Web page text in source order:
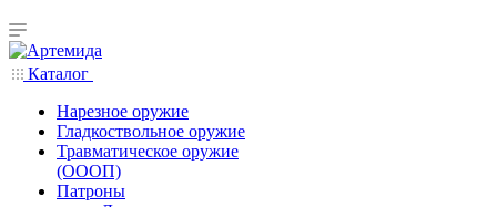
Каталог
Нарезное оружие
Гладкоствольное оружие
Травматическое оружие
(ОООП)
Патроны